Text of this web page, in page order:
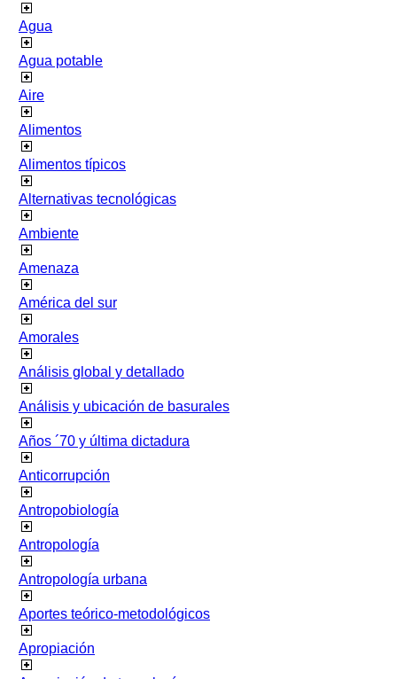
Agua
Agua potable
Aire
Alimentos
Alimentos típicos
Alternativas tecnológicas
Ambiente
Amenaza
América del sur
Amorales
Análisis global y detallado
Análisis y ubicación de basurales
Años ´70 y última dictadura
Anticorrupción
Antropobiología
Antropología
Antropología urbana
Aportes teórico-metodológicos
Apropiación